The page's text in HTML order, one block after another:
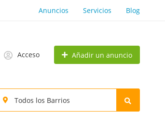
Anuncios Servicios Blog
Acceso Añadir un anuncio